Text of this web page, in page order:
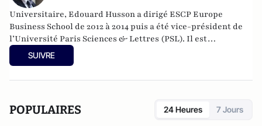
Universitaire, Edouard Husson a dirigé ESCP Europe
Business School de 2012 à 2014puis a été vice-président de
l’Université Paris Sciences & Lettres (PSL). Il est
actuellement professeur à l’Institut Franco-Allemand
d’Etudes Européennes (à l’Université de Cergy-Pontoise).
d’ouvrages et de nombreux articles sur l’histoire de
SUIVRE
POPULAIRES 24 Heures 7 Jours